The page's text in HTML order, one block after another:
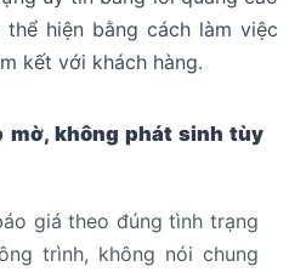
hiện bằng cách làm việc
kết với khách hàng.
mờ, không phát sinh tùy
giá theo đúng tình trạng
trình, không nói chung